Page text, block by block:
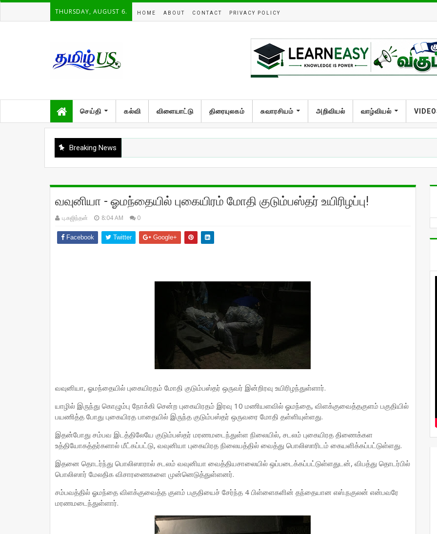
THURSDAY, AUGUST 6. HOME ABOUT CONTACT PRIVACY POLICY
செய்தி கல்வி விளையாட்டு திரையுலகம் சுவாரசியம் அறிவியல் வாழ்வியல்
Breaking News
வவுனியா - ஓமந்தையில் புகையிரம் மோதி குடும்பஸ்தர் உயிரிழப்பு!
பு.கஜிந்தன் 8:04 AM 0
Facebook Twitter Google+
வவுனியா, ஓமந்தையில் புகையிரதம் மோதி குடும்பஸ்தர் ஒருவர் இன்றிரவு உயிரிழந்துள்ளார்.
யாழில் இருந்து கொழும்பு நோக்கி சென்ற புகையிரதம் இரவு 10 மணியளவில் ஓமந்தை, விளக்குவைத்தகுளம் பகுதியில்
பயணித்த போது புகையிரத பாதையில் இருந்த குடும்பஸ்தர் ஒருவரை மோதி தள்ளியுள்ளது.
இதன்போது சம்பவ இடத்திலேயே குடும்பஸ்தர் மரணமடைந்துள்ள நிலையில், சடலம் புகையிரத திணைக்கள
உத்தியோகத்தர்களால் மீட்கப்பட்டு, வவுனியா புகையிரத நிலையத்தில் வைத்து பொலிஸாரிடம் கையளிக்கப்பட்டுள்ளது.
இதனை தொடர்ந்து பொலிஸாரால் சடலம் வவுனியா வைத்தியசாலையில் ஒப்படைக்கப்பட்டுள்ளதுடன், விபத்து தொடர்பில்
பொலிஸார் மேலதிக விசாரணைகளை முன்னெடுத்துள்ளனர்.
சம்பவத்தில் ஓமந்தை விளக்குவைத்த குளம் பகுதியைச் சேர்ந்த 4 பிள்ளைகளின் தந்தையான எஸ்.நகுலன் என்பவரே
மரணமடைந்துள்ளார்.